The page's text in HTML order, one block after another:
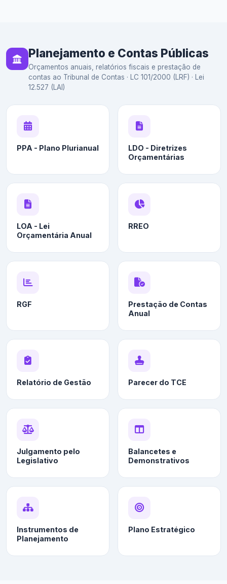
Planejamento e Contas Públicas
Orçamentos anuais, relatórios fiscais e prestação de
contas ao Tribunal de Contas · LC 101/2000 (LRF) · Lei
12.527 (LAI)
PPA - Plano Plurianual
LDO - Diretrizes
Orçamentárias
LOA - Lei
Orçamentária Anual
RREO
RGF
Prestação de Contas
Anual
Relatório de Gestão Parecer do TCE
Julgamento pelo
Legislativo
Balancetes e
Demonstrativos
Instrumentos de
Planejamento
Plano Estratégico